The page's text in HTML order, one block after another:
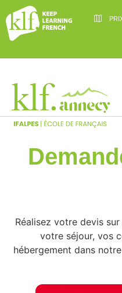
Réalisez votre devis
votre séjour, vos
hébergement dans